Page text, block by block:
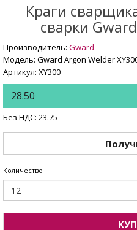
Краги
сварки
Производитель: Gward
Модель: Gward Argon Welder
Артикул: XY300
28.50
Без НДС: 23.75
Количество